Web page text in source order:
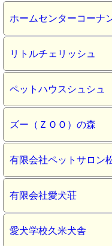
ホームセンターコーナ
リトルチェリッシュ
ペットハウスシュシュ
ズー（ＺＯＯ）の森
有限会社ペットサロン
有限会社愛犬荘
愛犬学校久米犬舎